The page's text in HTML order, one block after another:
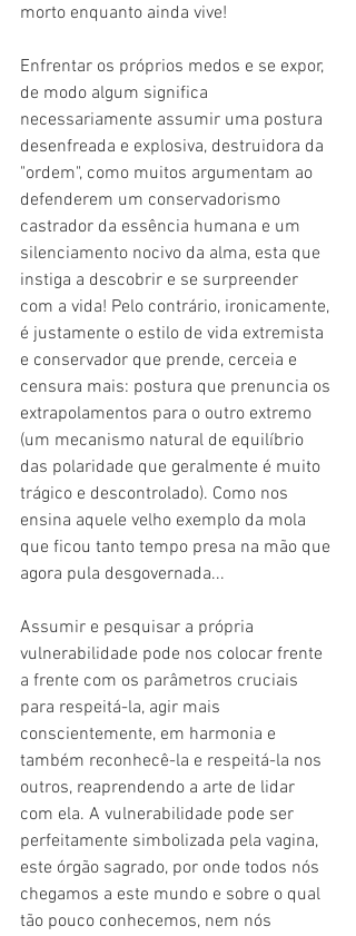
morto enquanto ainda vive!
Enfrentar os próprios medos e se expor,
de modo algum significa
necessariamente assumir uma postura
desenfreada e explosiva, destruidora da
"ordem", como muitos argumentam ao
defenderem um conservadorismo
castrador da essência humana e um
silenciamento nocivo da alma, esta que
instiga a descobrir e se surpreender
com a vida! Pelo contrário, ironicamente,
é justamente o estilo de vida extremista
e conservador que prende, cerceia e
censura mais: postura que prenuncia os
extrapolamentos para o outro extremo
(um mecanismo natural de equilíbrio
das polaridade que geralmente é muito
trágico e descontrolado). Como nos
ensina aquele velho exemplo da mola
que ficou tanto tempo presa na mão que
agora pula desgovernada...
Assumir e pesquisar a própria
vulnerabilidade pode nos colocar frente
a frente com os parâmetros cruciais
para respeitá-la, agir mais
conscientemente, em harmonia e
também reconhecê-la e respeitá-la nos
outros, reaprendendo a arte de lidar
com ela. A vulnerabilidade pode ser
perfeitamente simbolizada pela vagina,
este órgão sagrado, por onde todos nós
chegamos a este mundo e sobre o qual
tão pouco conhecemos, nem nós